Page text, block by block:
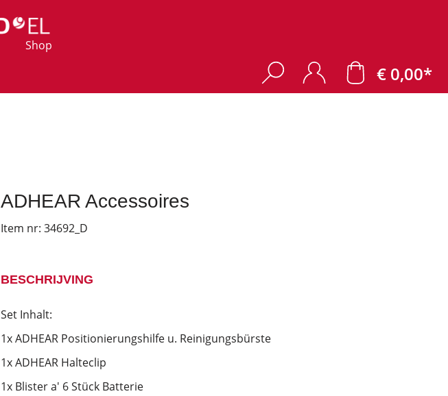
Shop
€ 0,00*
ADHEAR Accessoires
Item nr: 34692_D
BESCHRIJVING
Set Inhalt:
1x ADHEAR Positionierungshilfe u. Reinigungsbürste
1x ADHEAR Halteclip
1x Blister a' 6 Stück Batterie